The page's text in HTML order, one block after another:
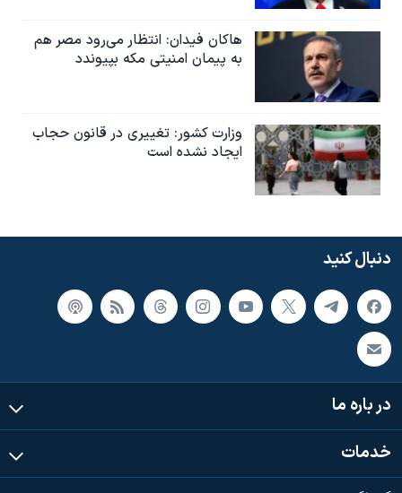
هاکان فیدان: انتظار می‌رود مصر هم
به پیمان امنیتی مکه بپیوندد
وزارت کشور: تغییری در قانون حجاب
ایجاد نشده است
دنبال کنید
در باره ما
خدمات